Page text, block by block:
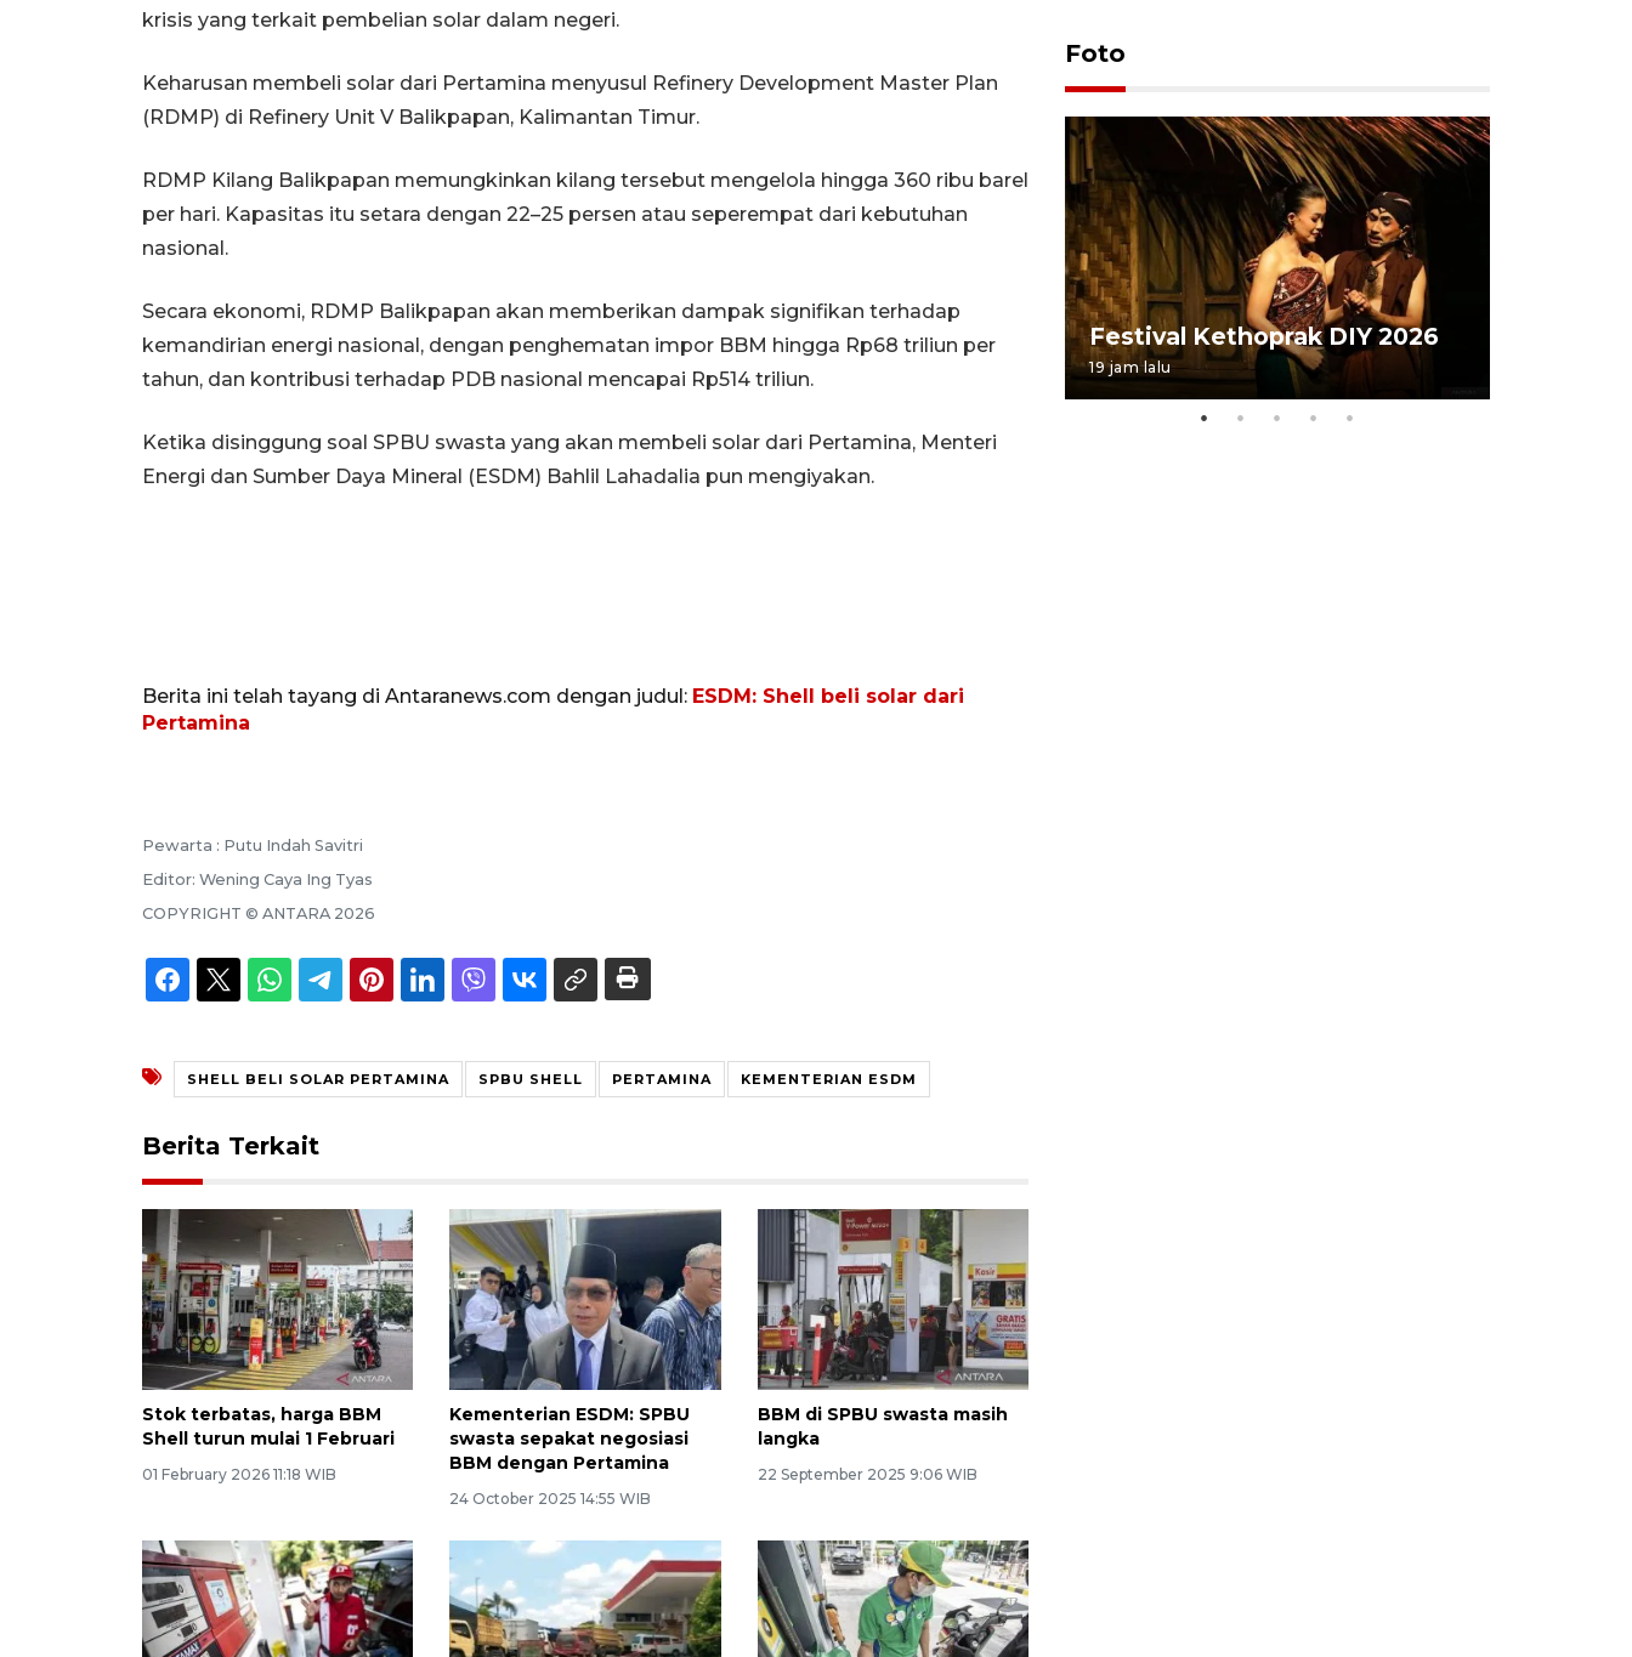
krisis yang terkait pembelian solar dalam negeri.
Keharusan membeli solar dari Pertamina menyusul Refinery Development Master Plan
(RDMP) di Refinery Unit V Balikpapan, Kalimantan Timur.
RDMP Kilang Balikpapan memungkinkan kilang tersebut mengelola hingga 360 ribu barel
per hari. Kapasitas itu setara dengan 22–25 persen atau seperempat dari kebutuhan
nasional.
Secara ekonomi, RDMP Balikpapan akan memberikan dampak signifikan terhadap
kemandirian energi nasional, dengan penghematan impor BBM hingga Rp68 triliun per
tahun, dan kontribusi terhadap PDB nasional mencapai Rp514 triliun.
Ketika disinggung soal SPBU swasta yang akan membeli solar dari Pertamina, Menteri
Energi dan Sumber Daya Mineral (ESDM) Bahlil Lahadalia pun mengiyakan.
Berita ini telah tayang di Antaranews.com dengan judul: ESDM: Shell beli solar dari
Pertamina
Pewarta : Putu Indah Savitri
Editor: Wening Caya Ing Tyas
COPYRIGHT © ANTARA 2026
SHELL BELI SOLAR PERTAMINA SPBU SHELL PERTAMINA KEMENTERIAN ESDM
Berita Terkait
Stok terbatas, harga BBM
Shell turun mulai 1 Februari
01 February 2026 11:18 WIB
Kementerian ESDM: SPBU
swasta sepakat negosiasi
BBM dengan Pertamina
24 October 2025 14:55 WIB
BBM di SPBU swasta masih
langka
22 September 2025 9:06 WIB
Foto
Pasokan hortikultura
melimpah picu deflasi DIY
06 August 2026 11:37 WIB
Festival Kethoprak DIY 2026
19 jam lalu